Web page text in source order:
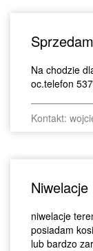
Na chodzie
oc.telefon
Kontakt:
niwelacje
posiadam
lub bardzo